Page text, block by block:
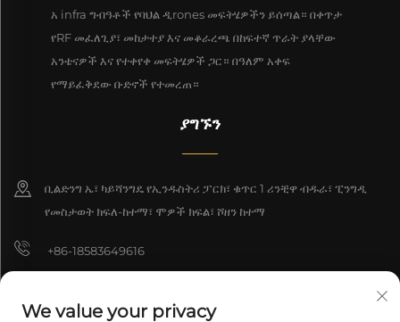
አ infra ግብዓቶች የባህል ዲrones መፍትሄዎችን ይሰጣል። በቀጥታ
የRF መፈለጊያ፣ መከታተያ እና መቆራረጫ በከፍተኛ ጥራት ያላቸው
አንቴናዎች እና የተቀየቀ መፍትሄዎች ጋር። በዓለም አቀፍ
የማይፈቅደው ቡድኖች የተመረጠ።
ያግኙን
ቢልድንግ ኤ፣ ካይሻንግዴ የኢንዱስትሪ ፓርክ፣ ቁጥር 1 ሪንቺዋ ብዱራ፣ ፒንግዲ
የመስታወት ክፍለ-ከተማ፣ ሞዎች ክፍል፣ ሾዘን ከተማ
+86-18583649616
We value your privacy